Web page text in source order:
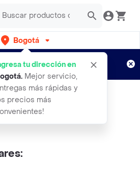
Bogotá
tu dirección en
. Mejor servicio,
más rápidas y
precios más
por semanas
Aplican TyC